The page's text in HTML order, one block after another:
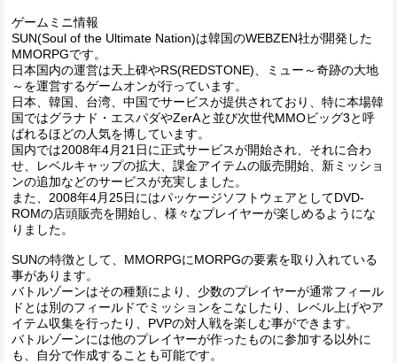
ゲームミニ情報
SUN(Soul of the Ultimate Nation)は韓国のWEBZEN社が開発した
MMORPGです。
日本国内の運営は天上碑やRS(REDSTONE)、ミュー～奇跡の大地
～を運営するゲームオンが行っています。
日本、韓国、台湾、中国でサービスが提供されており、特に本場韓
国ではグラナド・エスパダやZerAと並び次世代MMOビッグ3と呼
ばれるほどの人気を博しています。
国内では2008年4月21日に正式サービスが開始され、それに合わ
せ、レベルキャップの拡大、課金アイテムの販売開始、新ミッショ
ンの追加などのサービスが充実しました。
また、2008年4月25日にはパッケージソフトウェアとしてDVD-
ROMの店頭販売を開始し、様々なプレイヤーが楽しめるようにな
りました。
SUNの特徴として、MMORPGにMORPGの要素を取り入れている
事があります。
バトルゾーンはその種類により、少数のプレイヤーが通常フィール
ドとは別のフィールドでミッションをこなしたり、レベル上げやア
イテム収集を行ったり、PVPの対人戦を楽しむ事ができます。
バトルゾーンには他のプレイヤーが作ったものに参加する以外に
も、自分で作成することも可能です。